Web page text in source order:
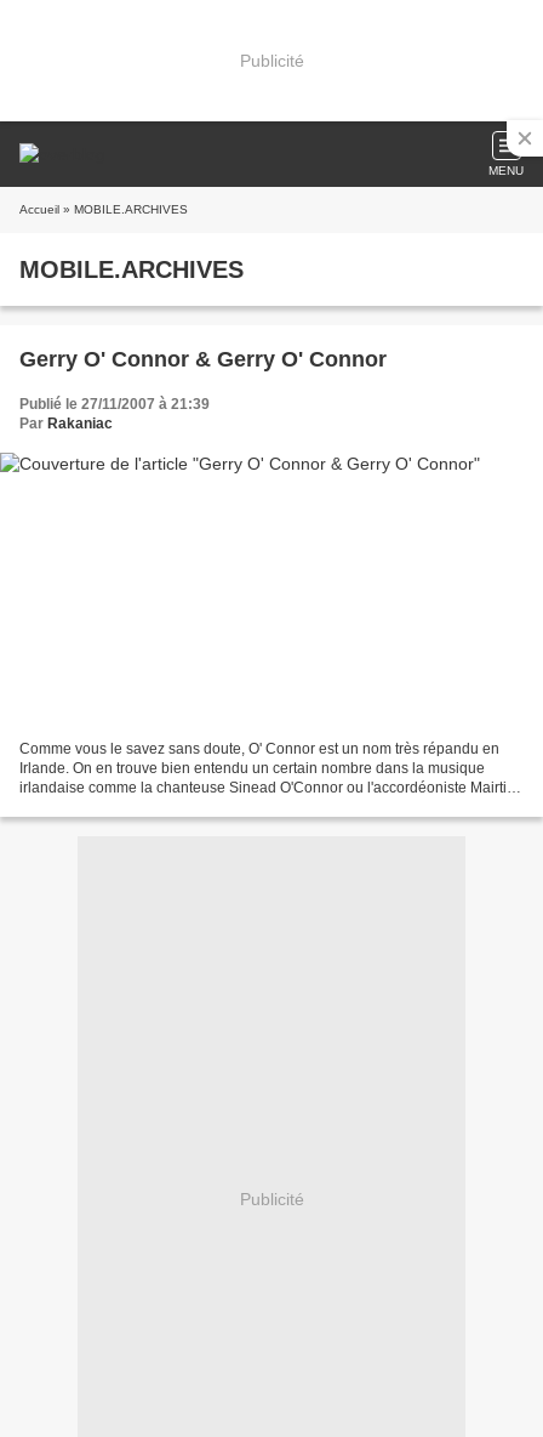
Publicité
MENU
Accueil » MOBILE.ARCHIVES
MOBILE.ARCHIVES
Gerry O' Connor & Gerry O' Connor
Publié le 27/11/2007 à 21:39
Par Rakaniac
Comme vous le savez sans doute, O' Connor est un nom très répandu en
Irlande. On en trouve bien entendu un certain nombre dans la musique
irlandaise comme la chanteuse Sinead O'Connor ou l'accordéoniste Mairtin
Publicité